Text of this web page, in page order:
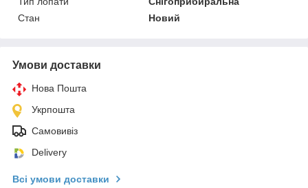
Стан
Новий
Умови доставки
Нова Пошта
Укрпошта
Самовивіз
Delivery
Всі умови доставки